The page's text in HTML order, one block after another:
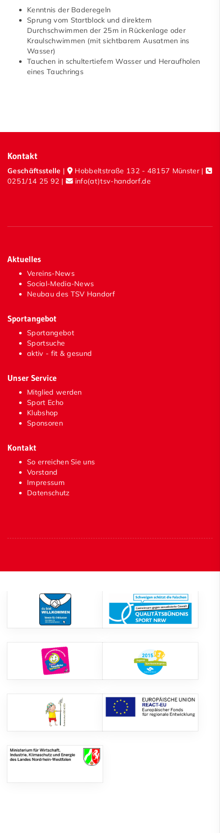
Kenntnis der Baderegeln
Sprung vom Startblock und direktem
Durchschwimmen der 25m in Rückenlage oder
Kraulschwimmen (mit sichtbarem Ausatmen ins
Wasser)
Tauchen in schultertiefem Wasser und Heraufholen
eines Tauchrings
Kontakt
Geschäftsstelle |
Hobbeltstraße 132 - 48157 Münster |
0251/14 25 92 | info(at)tsv-handorf.de
Aktuelles
Vereins-News
Social-Media-News
Neubau des TSV Handorf
Sportangebot
Sportangebot
Sportsuche
aktiv - fit & gesund
Unser Service
Mitglied werden
Sport Echo
Klubshop
Sponsoren
Kontakt
So erreichen Sie uns
Vorstand
Impressum
Datenschutz
Vorraussetzungen, Anmeldeverfahren &
Wartelisten
Kurse
Seepferdchen
Sichtungskurs 2
Leistungschwimmen & Wettkampf
Kursrichtlinien und Verhaltensregeln
Allgemeines
Nordic Walking
Volleyball
Sponsoren
Unser Service